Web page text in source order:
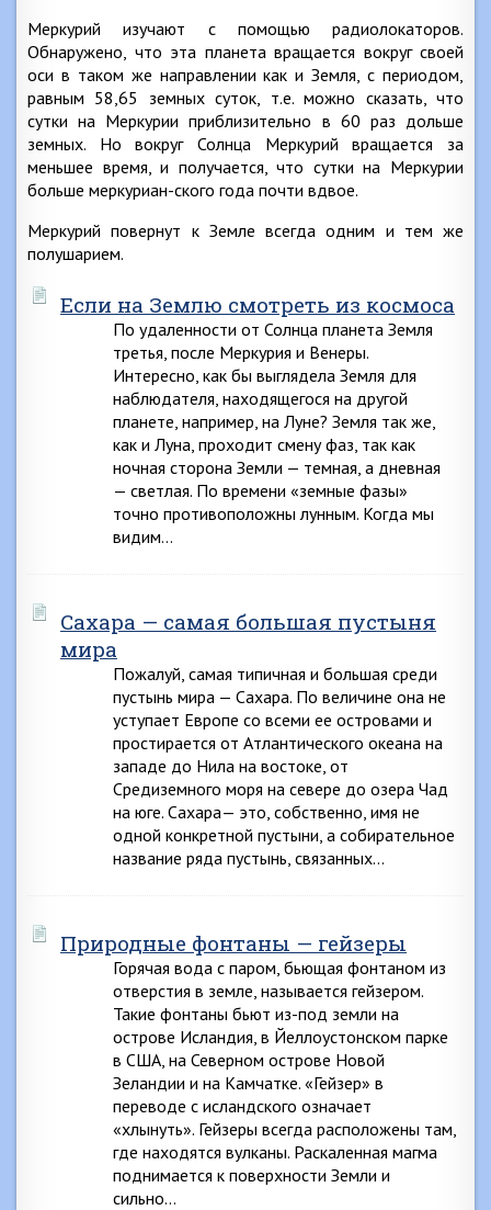
Меркурий изучают с помощью радиолокаторов.
Обнаружено, что эта планета вращается вокруг своей
оси в таком же направлении как и Земля, с периодом,
равным 58,65 земных суток, т.е. можно сказать, что
сутки на Меркурии приблизительно в 60 раз дольше
земных. Но вокруг Солнца Меркурий вращается за
меньшее время, и получается, что сутки на Меркурии
больше меркуриан-ского года почти вдвое.
Меркурий повернут к Земле всегда одним и тем же
полушарием.
Если на Землю смотреть из космоса
По удаленности от Солнца планета Земля
третья, после Меркурия и Венеры.
Интересно, как бы выглядела Земля для
наблюдателя, находящегося на другой
планете, например, на Луне? Земля так же,
как и Луна, проходит смену фаз, так как
ночная сторона Земли — темная, а дневная
— светлая. По времени «земные фазы»
точно противоположны лунным. Когда мы
видим…
Сахара — самая большая пустыня
мира
Пожалуй, самая типичная и большая среди
пустынь мира — Сахара. По величине она не
уступает Европе со всеми ее островами и
простирается от Атлантического океана на
западе до Нила на востоке, от
Средиземного моря на севере до озера Чад
на юге. Сахара— это, собственно, имя не
одной конкретной пустыни, а собирательное
название ряда пустынь, связанных…
Природные фонтаны — гейзеры
Горячая вода с паром, бьющая фонтаном из
отверстия в земле, называется гейзером.
Такие фонтаны бьют из-под земли на
острове Исландия, в Йеллоустонском парке
в США, на Северном острове Новой
Зеландии и на Камчатке. «Гейзер» в
переводе с исландского означает
«хлынуть». Гейзеры всегда расположены там,
где находятся вулканы. Раскаленная магма
поднимается к поверхности Земли и
сильно…